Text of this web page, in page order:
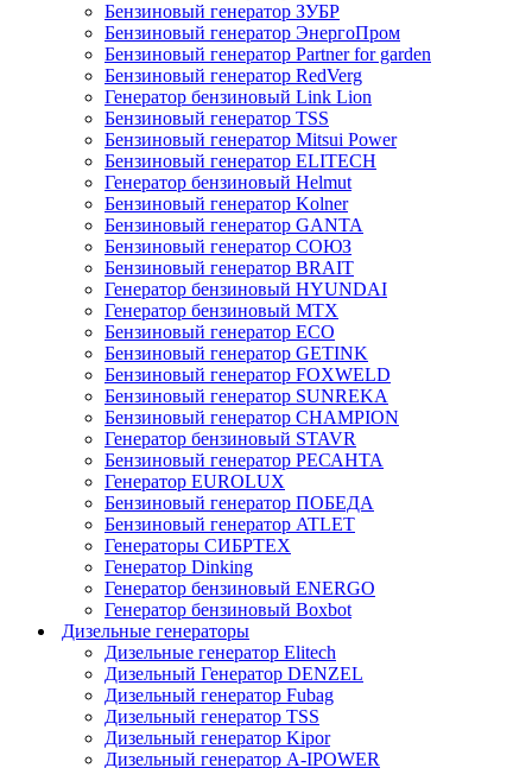
Бензиновый генератор ЗУБР
Бензиновый генератор ЭнергоПром
Бензиновый генератор Partner for garden
Бензиновый генератор RedVerg
Генератор бензиновый Link Lion
Бензиновый генератор TSS
Бензиновый генератор Mitsui Power
Бензиновый генератор ELITECH
Генератор бензиновый Helmut
Бензиновый генератор Kolner
Бензиновый генератор GANTA
Бензиновый генератор СОЮЗ
Бензиновый генератор BRAIT
Генератор бензиновый HYUNDAI
Генератор бензиновый MTX
Бензиновый генератор ECO
Бензиновый генератор GETINK
Бензиновый генератор FOXWELD
Бензиновый генератор SUNREKA
Бензиновый генератор CHAMPION
Генератор бензиновый STAVR
Бензиновый генератор РЕСАНТА
Генератор EUROLUX
Бензиновый генератор ПОБЕДА
Бензиновый генератор ATLET
Генераторы СИБРТЕХ
Генератор Dinking
Генератор бензиновый ENERGO
Генератор бензиновый Boxbot
Дизельные генераторы
Дизельные генератор Elitech
Дизельный Генератор DENZEL
Дизельный генератор Fubag
Дизельный генератор ТSS
Дизельный генератор Kipor
Дизельный генератор A-IPOWER